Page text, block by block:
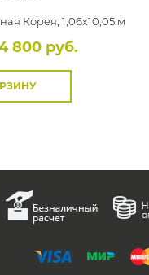
Корея, 1,06x10,05 м
800 руб.